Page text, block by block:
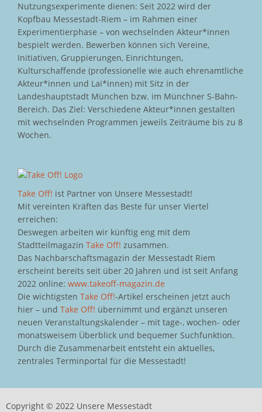
Nutzungsexperimente dienen: Seit 2022 wird der
Kopfbau Messestadt-Riem – im Rahmen einer
Experimentierphase – von wechselnden Akteur*innen
bespielt werden. Bewerben können sich Vereine,
Initiativen, Gruppierungen, Einrichtungen,
Kulturschaffende (professionelle wie auch ehrenamtliche
Akteur*innen und Lai*innen) mit Sitz in der
Landeshauptstadt München bzw. im Münchner S-Bahn-
Bereich. Das Ziel: Verschiedene Akteur*innen gestalten
mit wechselnden Programmen jeweils Zeiträume bis zu 8
Wochen.
Take Off! ist Partner von Unsere Messestadt!
Mit vereinten Kräften das Beste für unser Viertel
erreichen:
Deswegen arbeiten wir künftig eng mit dem
Stadtteilmagazin Take Off! zusammen.
Das Nachbarschaftsmagazin der Messestadt Riem
erscheint bereits seit über 20 Jahren und ist seit Anfang
2022 online: www.takeoff-magazin.de
Die wichtigsten Take Off!-Artikel erscheinen jetzt auch
hier – und Take Off! übernimmt und ergänzt unseren
neuen Veranstaltungskalender – mit tage-, wochen- oder
monatsweisem Überblick und bequemer Suchfunktion.
Durch die Zusammenarbeit entsteht ein aktuelles,
zentrales Terminportal für die Messestadt!
Copyright © 2022 Unsere Messestadt